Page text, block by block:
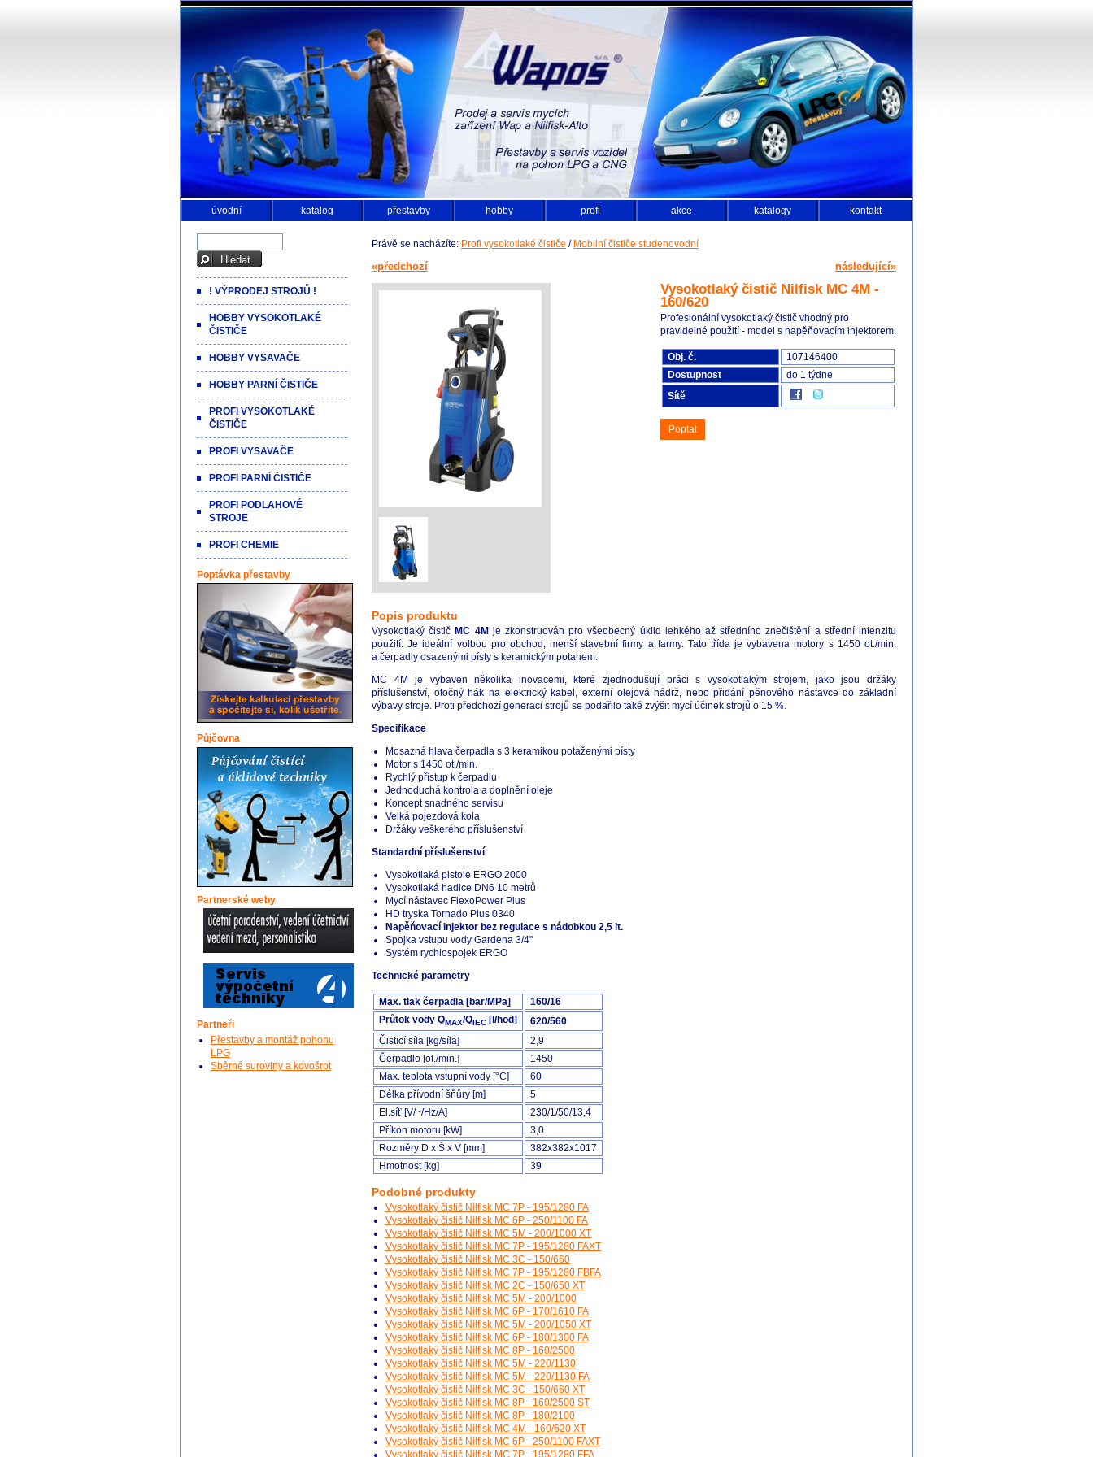
úvodní katalog přestavby hobby profi akce katalogy kontakt
Právě se nacházíte: Profi vysokotlaké čističe / Mobilní čističe studenovodní
«předchozí následující»
Vysokotlaký čistič Nilfisk MC 4M -
160/620
Profesionální vysokotlaký čistič vhodný pro
pravidelné použití - model s napěňovacím injektorem.
Obj. č.
107146400
Dostupnost
do 1 týdne
Sítě
Poptat
Popis produktu
Vysokotlaký čističMC 4Mje zkonstruován pro všeobecný úklid lehkého až středního znečištění a střední intenzitu
použití. Je ideální volbou pro obchod, menší stavební firmy a farmy. Tato třída je vybavena motory s 1450 ot./min.
a čerpadly osazenými písty s keramickým potahem.
MC 4M je vybaven několika inovacemi, které zjednodušují práci s vysokotlakým strojem, jako jsou držáky
příslušenství, otočný hák na elektrický kabel, externí olejová nádrž, nebo přidání pěnového nástavce do základní
výbavy stroje. Proti předchozí generaci strojů se podařilo také zvýšit mycí účinek strojů o 15 %.
Specifikace
Mosazná hlava čerpadla s 3 keramikou potaženými písty
Motor s 1450 ot./min.
Rychlý přístup k čerpadlu
Jednoduchá kontrola a doplnění oleje
Koncept snadného servisu
Velká pojezdová kola
Držáky veškerého příslušenství
Standardní příslušenství
Vysokotlaká pistole ERGO 2000
Vysokotlaká hadice DN6 10 metrů
Mycí nástavec FlexoPower Plus
HD tryska Tornado Plus 0340
Napěňovací injektor bez regulace s nádobkou 2,5 lt.
Spojka vstupu vody Gardena 3/4"
Systém rychlospojek ERGO
Technické parametry
Max. tlak čerpadla [bar/MPa]
160/16
Průtok vody QMAX/QIEC [l/hod]
620/560
Čistící síla [kg/síla]
2,9
Čerpadlo [ot./min.]
1450
Max. teplota vstupní vody [°C]
60
Délka přívodní šňůry [m]
5
El.síť [V/~/Hz/A]
230/1/50/13,4
Příkon motoru [kW]
3,0
Rozměry D x Š x V [mm]
382x382x1017
Hmotnost [kg]
39
Podobné produkty
Vysokotlaký čistič Nilfisk MC 7P - 195/1280 FA
Vysokotlaký čistič Nilfisk MC 6P - 250/1100 FA
Vysokotlaký čistič Nilfisk MC 5M - 200/1000 XT
Vysokotlaký čistič Nilfisk MC 7P - 195/1280 FAXT
Vysokotlaký čistič Nilfisk MC 3C - 150/660
Vysokotlaký čistič Nilfisk MC 7P - 195/1280 FBFA
Vysokotlaký čistič Nilfisk MC 2C - 150/650 XT
Vysokotlaký čistič Nilfisk MC 5M - 200/1000
Vysokotlaký čistič Nilfisk MC 6P - 170/1610 FA
Vysokotlaký čistič Nilfisk MC 5M - 200/1050 XT
Vysokotlaký čistič Nilfisk MC 6P - 180/1300 FA
Vysokotlaký čistič Nilfisk MC 8P - 160/2500
Vysokotlaký čistič Nilfisk MC 5M - 220/1130
Vysokotlaký čistič Nilfisk MC 5M - 220/1130 FA
Vysokotlaký čistič Nilfisk MC 3C - 150/660 XT
Vysokotlaký čistič Nilfisk MC 8P - 160/2500 ST
Vysokotlaký čistič Nilfisk MC 8P - 180/2100
Vysokotlaký čistič Nilfisk MC 4M - 160/620 XT
Vysokotlaký čistič Nilfisk MC 6P - 250/1100 FAXT
Vysokotlaký čistič Nilfisk MC 7P - 195/1280 FFA
! VÝPRODEJ STROJŮ !
HOBBY VYSOKOTLAKÉ
ČISTIČE
HOBBY VYSAVAČE
HOBBY PARNÍ ČISTIČE
PROFI VYSOKOTLAKÉ
ČISTIČE
PROFI VYSAVAČE
PROFI PARNÍ ČISTIČE
PROFI PODLAHOVÉ
STROJE
PROFI CHEMIE
Poptávka přestavby
Půjčovna
Partnerské weby
Partneři
Přestavby a montáž pohonu
LPG
Sběrné suroviny a kovošrot